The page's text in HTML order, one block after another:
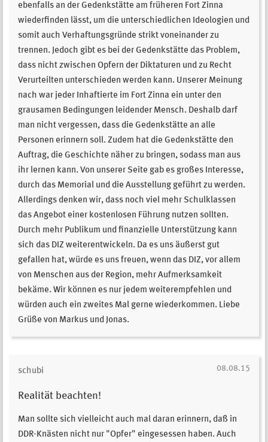
ebenfalls an der Gedenkstätte am früheren Fort Zinna
wiederfinden lässt, um die unterschiedlichen Ideologien und
somit auch Verhaftungsgründe strikt voneinander zu
trennen. Jedoch gibt es bei der Gedenkstätte das Problem,
dass nicht zwischen Opfern der Diktaturen und zu Recht
Verurteilten unterschieden werden kann. Unserer Meinung
nach war jeder Inhaftierte im Fort Zinna ein unter den
grausamen Bedingungen leidender Mensch. Deshalb darf
man nicht vergessen, dass die Gedenkstätte an alle
Personen erinnern soll. Zudem hat die Gedenkstätte den
Auftrag, die Geschichte näher zu bringen, sodass man aus
ihr lernen kann. Von unserer Seite gab es großes Interesse,
durch das Memorial und die Ausstellung geführt zu werden.
Allerdings denken wir, dass noch viel mehr Schulklassen
das Angebot einer kostenlosen Führung nutzen sollten.
Durch mehr Publikum und finanzielle Unterstützung kann
sich das DIZ weiterentwickeln. Da es uns äußerst gut
gefallen hat, würde es uns freuen, wenn das DIZ, vor allem
von Menschen aus der Region, mehr Aufmerksamkeit
bekäme. Wir können es nur jedem weiterempfehlen und
würden auch ein zweites Mal gerne wiederkommen. Liebe
Grüße von Markus und Jonas.
08.08.15
schubi
Realität beachten!
Man sollte sich vielleicht auch mal daran erinnern, daß in
DDR-Knästen nicht nur "Opfer" eingesessen haben. Auch